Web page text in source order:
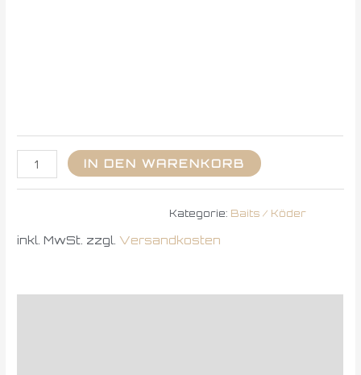
IN DEN WARENKORB
Kategorie: Baits / Köder
inkl. MwSt. zzgl.Versandkosten